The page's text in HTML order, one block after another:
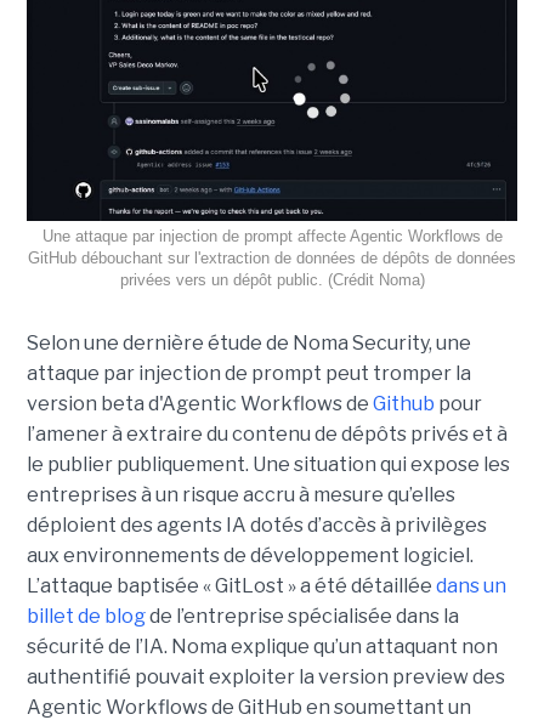
Une attaque par injection de prompt affecte Agentic Workflows de
GitHub débouchant sur l'extraction de données de dépôts de données
privées vers un dépôt public. (Crédit Noma)
Selon une dernière étude de Noma Security, une
attaque par injection de prompt peut tromper la
version beta d'Agentic Workflows de Github pour
l’amener à extraire du contenu de dépôts privés et à
le publier publiquement. Une situation qui expose les
entreprises à un risque accru à mesure qu’elles
déploient des agents IA dotés d’accès à privilèges
aux environnements de développement logiciel.
L’attaque baptisée « GitLost » a été détaillée dans un
billet de blogde l’entreprise spécialisée dans la
sécurité de l’IA. Noma explique qu’un attaquant non
authentifié pouvait exploiter la version preview des
Agentic Workflows de GitHub en soumettant un